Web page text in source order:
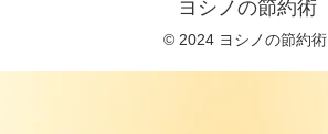
ヨシノの節約術
© 2024 ヨシノの節約術.